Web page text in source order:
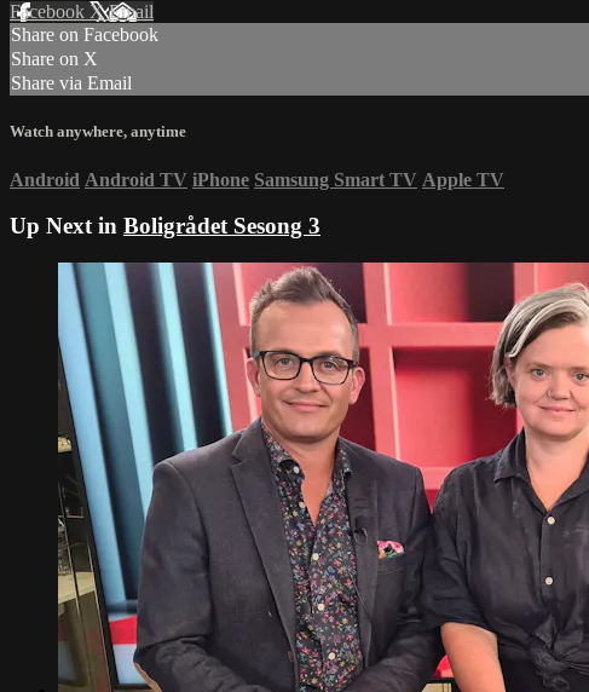
Facebook XEmail
Share on Facebook
Share on X
Share via Email
Watch anywhere, anytime
Android Android TV iPhone Samsung Smart TV Apple TV
Up Next in Boligrådet Sesong 3